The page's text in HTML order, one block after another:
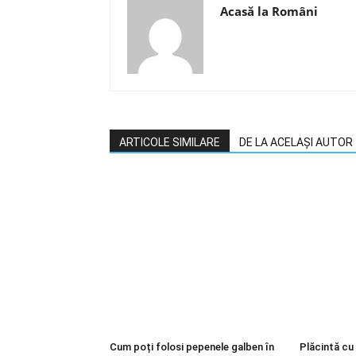
Acasă la Români
ARTICOLE SIMILARE DE LA ACELAȘI AUTOR
Cum poți folosi pepenele galben în Plăcintă cu